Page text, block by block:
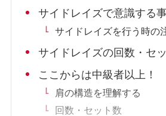
サイドレイズで意識する
サイドレイズを行う時の
サイドレイズの回数・セ
ここからは中級者以上！
肩の構造を理解する
回数・セット数